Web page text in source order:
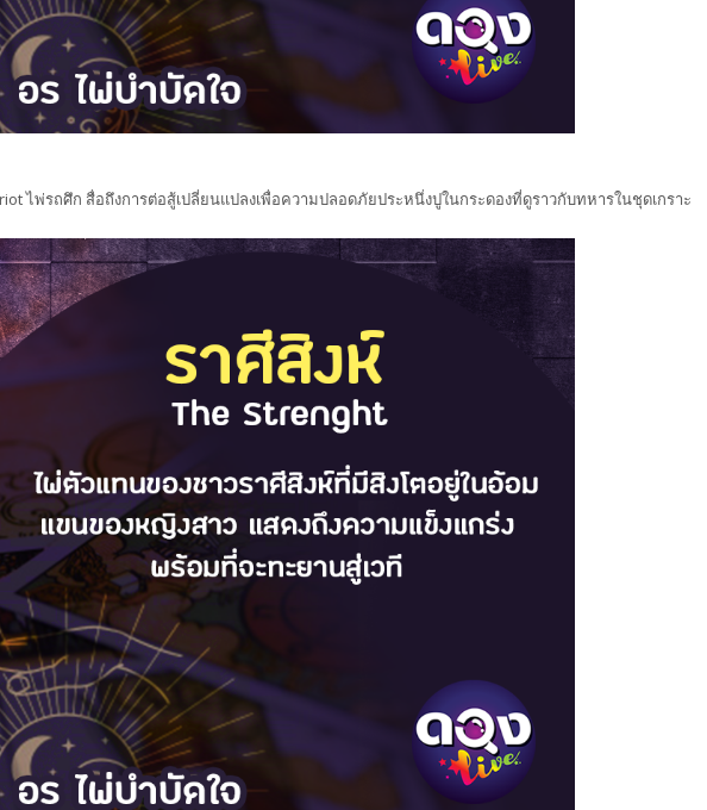
ไพ่รถศึก สื่อถึงการต่อสู้เปลี่ยนแปลงเพื่อความปลอดภัยประหนึ่งปูในกระดองที่ดูราวกับทหารในชุดเกราะ